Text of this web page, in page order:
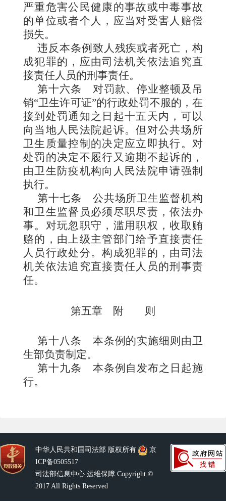
严重危害公民健康的事故或中毒事故
的单位或者个人，应当对受害人赔偿
损失。
违反本条例致人残疾或者死亡，构
成犯罪的，应由司法机关依法追究直
接责任人员的刑事责任。
第十六条 对罚款、停业整顿及吊
销“卫生许可证”的行政处罚不服的，在
接到处罚通知之日起十五天内，可以
向当地人民法院起诉。但对公共场所
卫生质量控制的决定应立即执行。对
处罚的决定不履行又逾期不起诉的，
由卫生防疫机构向人 民法院申请强制
执行。
第十七条 公共场所卫生监督机构
和卫生监督员必须尽职尽责，依法办
事。对玩忽职守，滥用职权，收取贿
赂的，由上级主管部门给予直接责任
人员行政处分。构成犯罪的，由司法
机关依法追究直接责任人员的刑事责
任。
第五章 附 则
第十八条 本条例的实施细则由卫
生部负责制定。
第十九条 本条例自发布之日起施
行。
中华人民共和国司法部 版权所有
京
ICP备0505517
司法部信息中心 运维保障 Copyright ©
2017 All Rights Reserved